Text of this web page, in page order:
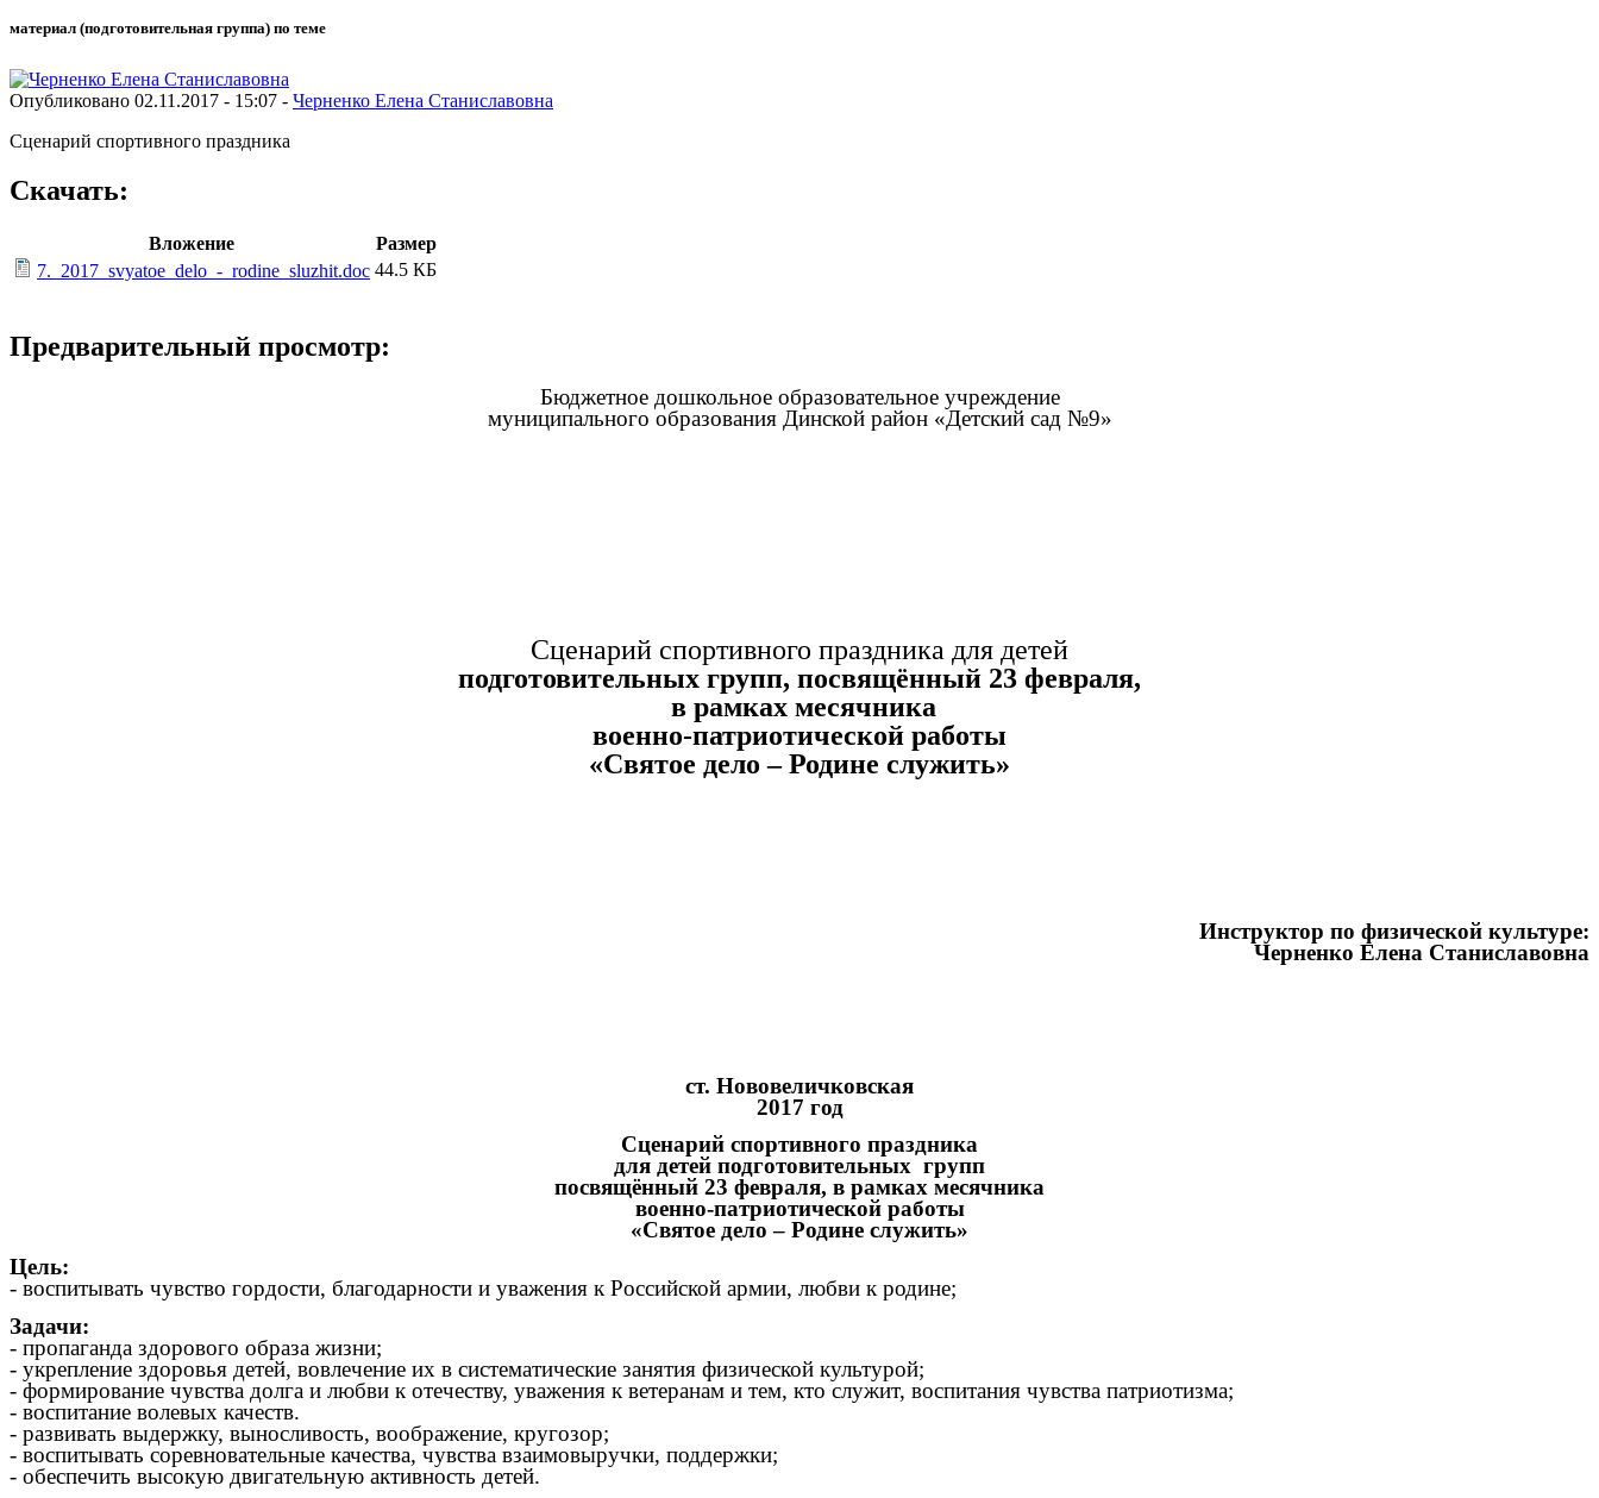
материал (подготовительная группа) по теме
Опубликовано 02.11.2017 - 15:07 - Черненко Елена Станиславовна
Сценарий спортивного праздника
Скачать:
Вложение
Размер
7._2017_svyatoe_delo_-_rodine_sluzhit.doc 44.5 КБ
Предварительный просмотр:
Бюджетное дошкольное образовательное учреждение
муниципального образования Динской район «Детский сад №9»
Сценарий спортивного праздника для детей
подготовительных групп, посвящённый 23 февраля,
в рамках месячника
военно-патриотической работы
«Святое дело – Родине служить»
Инструктор по физической культуре:
Черненко Елена Станиславовна
ст. Нововеличковская
2017 год
Сценарий спортивного праздника
для детей подготовительных групп
посвящённый 23 февраля, в рамках месячника
военно-патриотической работы
«Святое дело – Родине служить»
Цель:
- воспитывать чувство гордости, благодарности и уважения к Российской армии, любви к родине;
Задачи:
- пропаганда здорового образа жизни;
- укрепление здоровья детей, вовлечение их в систематические занятия физической культурой;
- формирование чувства долга и любви к отечеству, уважения к ветеранам и тем, кто служит, воспитания чувства патриотизма;
- воспитание волевых качеств.
- развивать выдержку, выносливость, воображение, кругозор;
- воспитывать соревновательные качества, чувства взаимовыручки, поддержки;
- обеспечить высокую двигательную активность детей.